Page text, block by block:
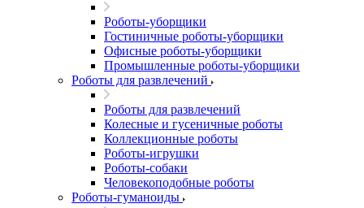
Роботы-уборщики
Гостиничные роботы-уборщики
Офисные роботы-уборщики
Промышленные роботы-уборщики
Роботы для развлечений
Роботы для развлечений
Колесные и гусеничные роботы
Коллекционные роботы
Роботы-игрушки
Роботы-собаки
Человекоподобные роботы
Роботы-гуманоиды